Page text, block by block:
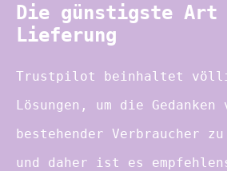
Die günstigste Art
Lieferung
Trustpilot beinhaltet
Lösungen, um die
bestehender Verbraucher
und daher ist es